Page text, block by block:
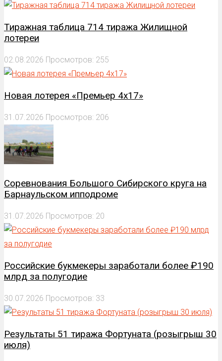
Тиражная таблица 714 тиража Жилищной
лотереи
02.08.2026 Просмотров: 255
Новая лотерея «Премьер 4х17»
31.07.2026 Просмотров: 206
Соревнования Большого Сибирского круга на
Барнаульском ипподроме
31.07.2026 Просмотров: 20
Российские букмекеры заработали более ₽190
млрд за полугодие
30.07.2026 Просмотров: 33
Результаты 51 тиража Фортуната (розыгрыш 30
июля)